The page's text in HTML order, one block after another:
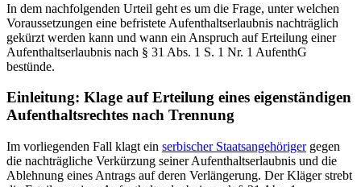
In dem nachfolgenden Urteil geht es um die Frage, unter welchen
Voraussetzungen eine befristete Aufenthaltserlaubnis nachträglich
gekürzt werden kann und wann ein Anspruch auf Erteilung einer
Aufenthaltserlaubnis nach § 31 Abs. 1 S. 1 Nr. 1 AufenthG
bestünde.
Einleitung: Klage auf Erteilung eines eigenständigen
Aufenthaltsrechtes nach Trennung
Im vorliegenden Fall klagt ein serbischer Staatsangehörigergegen
die nachträgliche Verkürzung seiner Aufenthaltserlaubnis und die
Ablehnung eines Antrags auf deren Verlängerung. Der Kläger strebt